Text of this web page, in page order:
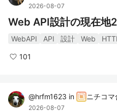
2026-08-07
Web API設計の現在地
WebAPI API 設計 Web
101
@hrfm1623 in ニチコマ
2026-08-07